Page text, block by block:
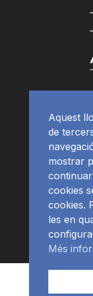
Aquest
de
mostrar
cookies
cookies.
les en
Més